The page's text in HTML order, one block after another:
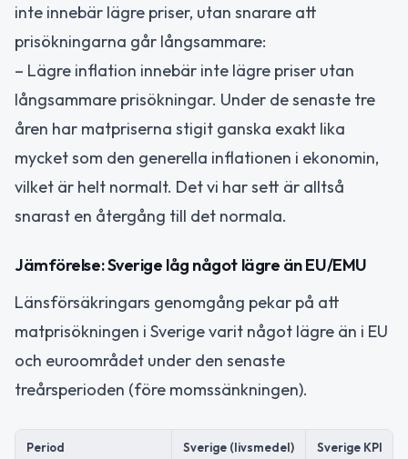
inte innebär lägre priser, utan snarare att
prisökningarna går långsammare:
– Lägre inflation innebär inte lägre priser utan
långsammare prisökningar. Under de senaste tre
åren har matpriserna stigit ganska exakt lika
mycket som den generella inflationen i ekonomin,
vilket är helt normalt. Det vi har sett är alltså
snarast en återgång till det normala.
Jämförelse: Sverige låg något lägre än EU/EMU
Länsförsäkringars genomgång pekar på att
matprisökningen i Sverige varit något lägre än i EU
och euroområdet under den senaste
treårsperioden (före momssänkningen).
Period Sverige (livsmedel) Sverige KPI